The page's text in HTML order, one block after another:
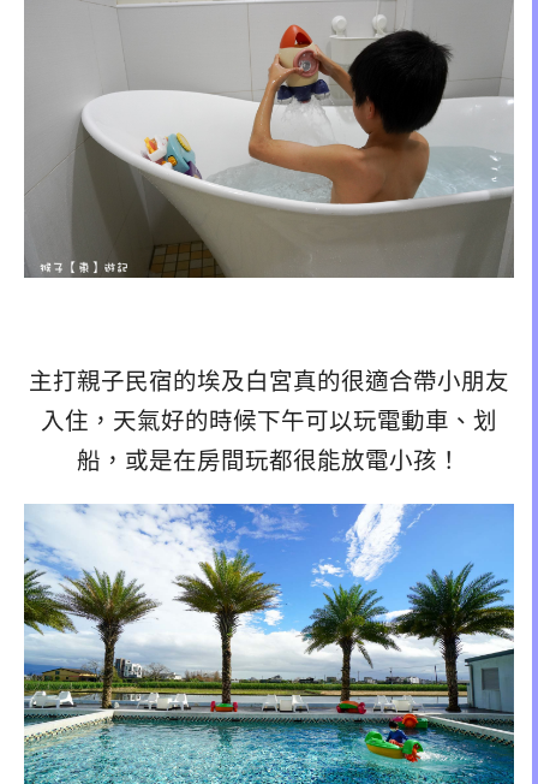
主打親子民宿的埃及白宮真的很適合帶小朋友
入住，天氣好的時候下午可以玩電動車、划
船，或是在房間玩都很能放電小孩！